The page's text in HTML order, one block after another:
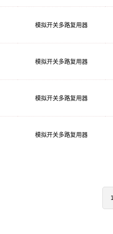
模拟开关多路复用器
模拟开关多路复用器
模拟开关多路复用器
模拟开关多路复用器
1